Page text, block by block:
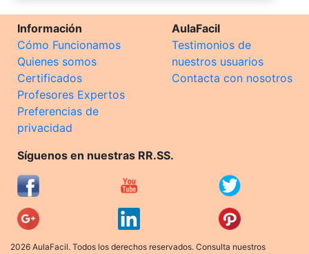
Información
Cómo Funcionamos
Quienes somos
Certificados
Profesores Expertos
Preferencias de
privacidad
AulaFacil
Testimonios de
nuestros usuarios
Contacta con nosotros
Síguenos en nuestras RR.SS.
2026 AulaFacil. Todos los derechos reservados. Consulta nuestros